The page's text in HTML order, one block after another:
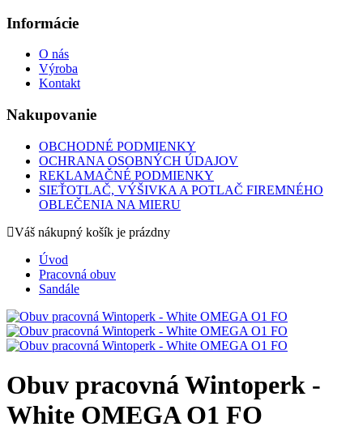
Informácie
O nás
Výroba
Kontakt
Nakupovanie
OBCHODNÉ PODMIENKY
OCHRANA OSOBNÝCH ÚDAJOV
REKLAMAČNÉ PODMIENKY
SIEŤOTLAČ, VÝŠIVKA A POTLAČ FIREMNÉHO
OBLEČENIA NA MIERU
Váš nákupný košík je prázdny
Úvod
Pracovná obuv
Sandále
Obuv pracovná Wintoperk -
White OMEGA O1 FO